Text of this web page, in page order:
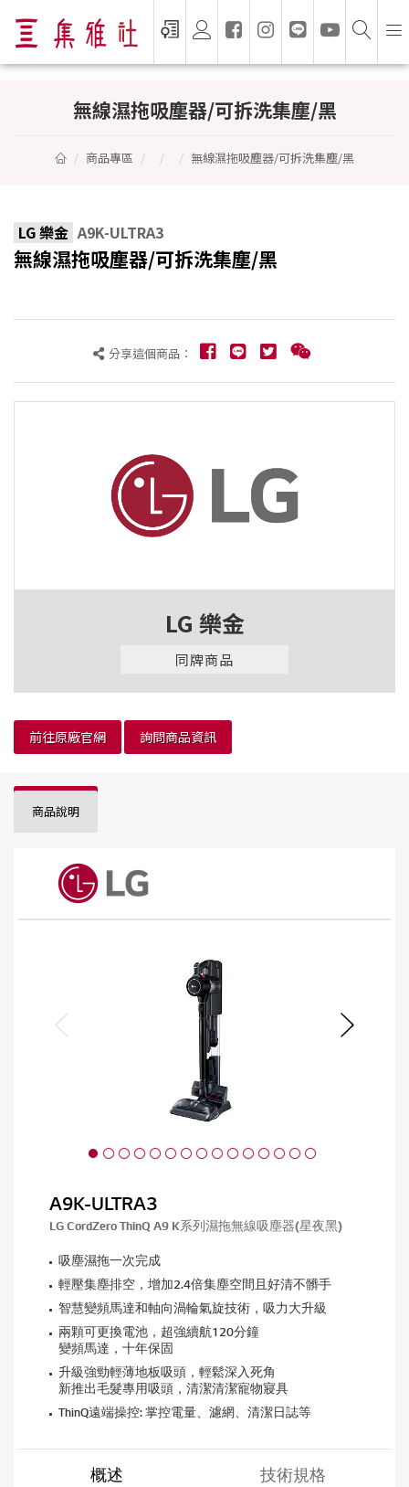
無線濕拖吸塵器/可拆洗集塵/黑 - LG 樂金
無線濕拖吸塵器/可拆洗集塵/黑
商品專區 無線濕拖吸塵器/可拆洗集塵/黑
LG 樂金 A9K-ULTRA3
無線濕拖吸塵器/可拆洗集塵/黑
分享這個商品：
LG 樂金
同牌商品
前往原廠官網 詢問商品資訊
商品說明
A9K-ULTRA3
LG CordZero ThinQ A9 K系列濕拖無線吸塵器(星夜黑)
吸塵濕拖一次完成
輕壓集塵排空，增加2.4倍集塵空間且好清不髒手
智慧變頻馬達和軸向渦輪氣旋技術，吸力大升級
兩顆可更換電池，超強續航120分鐘
變頻馬達，十年保固
升級強勁輕薄地板吸頭，輕鬆深入死角
新推出毛髮專用吸頭，清潔清潔寵物寢具
ThinQ遠端操控: 掌控電量、濾網、清潔日誌等
概述 技術規格